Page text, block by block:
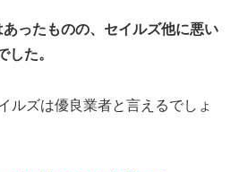
あったものの、セイルズ他に悪い
した。
ルズは優良業者と言えるでしょ